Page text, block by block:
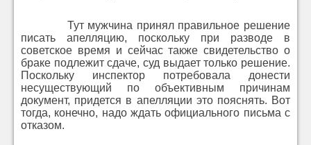
Тут мужчина принял правильное решение
писать апелляцию, поскольку при разводе в
советское время и сейчас также свидетельство о
браке подлежит сдаче, суд выдает только решение.
Поскольку инспектор потребовала донести
несуществующий по объективным причинам
документ, придется в апелляции это пояснять. Вот
тогда, конечно, надо ждать официального письма с
отказом.